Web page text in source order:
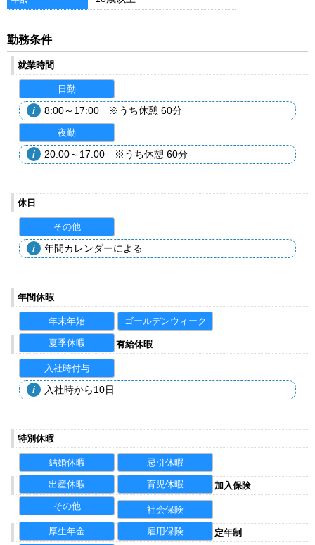
勤務条件
就業時間
日勤
8:00～17:00 ※うち休憩 60分
夜勤
20:00～17:00 ※うち休憩 60分
休日
その他
年間カレンダーによる
年間休暇
年末年始 ゴールデンウィーク
夏季休暇 有給休暇
入社時付与
入社時から10日
特別休暇
結婚休暇 忌引休暇
出産休暇 育児休暇
その他
加入保険
社会保険
厚生年金 雇用保険 定年制